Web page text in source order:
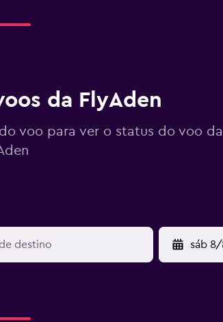
da FlyAden
voo para ver o status do voo da